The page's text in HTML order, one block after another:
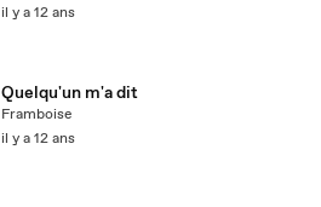
il y a 12 ans
Quelqu'un m'a dit
Framboise
il y a 12 ans